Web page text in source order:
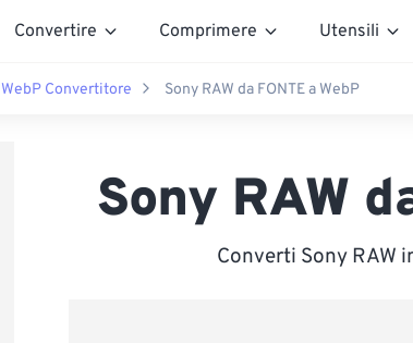
Convertire Comprimere Utensili
WebP Convertitore Sony RAW da FONTE a WebP
Sony RAW
Converti Sony RAW